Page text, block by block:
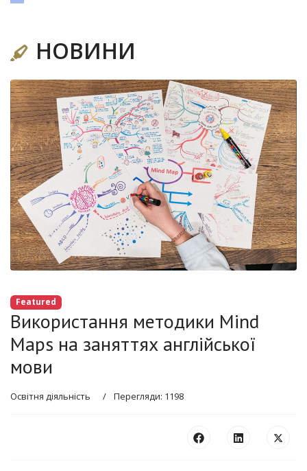
НОВИНИ
Featured
Використання методики Mind
Maps на заняттях англійської
мови
Освітня діяльність Перегляди: 1198